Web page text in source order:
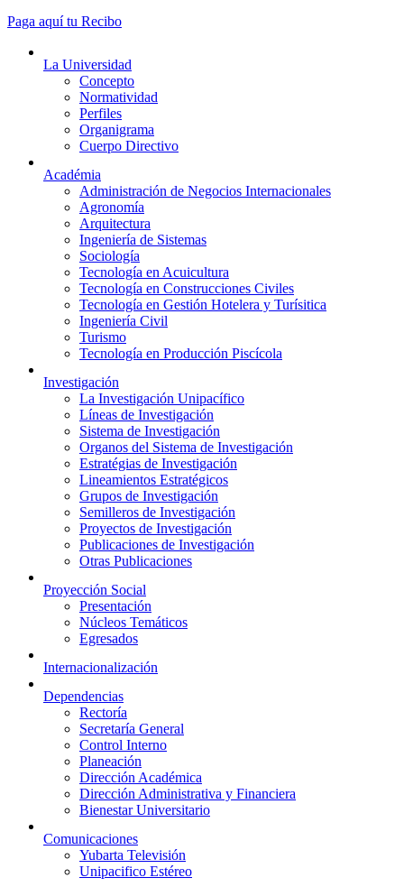
Paga aquí tu Recibo
La Universidad
Concepto
Normatividad
Perfiles
Organigrama
Cuerpo Directivo
Académia
Administración de Negocios Internacionales
Agronomía
Arquitectura
Ingeniería de Sistemas
Sociología
Tecnología en Acuicultura
Tecnología en Construcciones Civiles
Tecnología en Gestión Hotelera y Turísitica
Ingeniería Civil
Turismo
Tecnología en Producción Piscícola
Investigación
La Investigación Unipacífico
Líneas de Investigación
Sistema de Investigación
Organos del Sistema de Investigación
Estratégias de Investigación
Lineamientos Estratégicos
Grupos de Investigación
Semilleros de Investigación
Proyectos de Investigación
Publicaciones de Investigación
Otras Publicaciones
Proyección Social
Presentación
Núcleos Temáticos
Egresados
Internacionalización
Dependencias
Rectoría
Secretaría General
Control Interno
Planeación
Dirección Académica
Dirección Administrativa y Financiera
Bienestar Universitario
Comunicaciones
Yubarta Televisión
Unipacifico Estéreo